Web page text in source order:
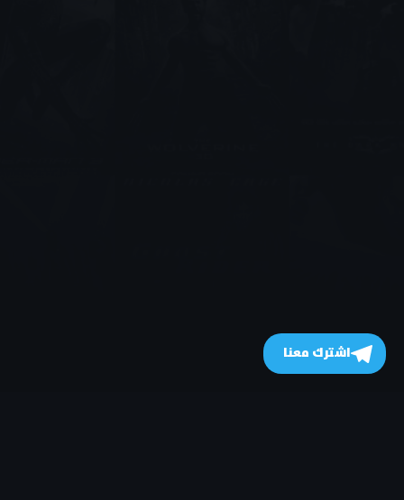
اشترك معنا